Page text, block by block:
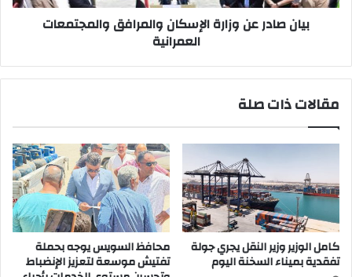
بيان صادر عن وزارة الإسكان والمرافق والمجتمعات
العمرانية
مقالات ذات صلة
كامل الوزير وزير النقل يجري جولة
تفقدية بميناء السخنة اليوم
محافظ السويس يوجه بحملة
تفتيش موسعة لتعزيز الإنضباط